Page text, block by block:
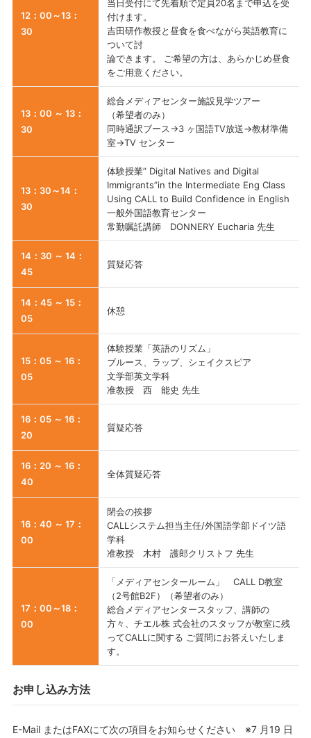
12：00～13：
30
当日受付にて先着順で定員20名まで申込を受
付けます。
吉田研作教授と昼食を食べながら英語教育に
ついて討
論できます。 ご希望の方は、あらかじめ昼食
をご用意ください。
13：00 ～ 13：
30
総合メディアセンター施設見学ツアー
（希望者のみ）
同時通訳ブース→3 ヶ国語TV放送→教材準備
室→TV センター
13：30～14：
30
体験授業” Digital Natives and Digital
Immigrants”in the Intermediate Eng Class
Using CALL to Build Confidence in English
一般外国語教育センター
常勤嘱託講師 DONNERY Eucharia 先生
14：30 ～ 14：
45
質疑応答
14：45 ～ 15：
05
休憩
15：05 ～ 16：
05
体験授業「英語のリズム」
ブルース、ラップ、シェイクスピア
文学部英文学科
准教授 西 能史 先生
16：05 ～ 16：
20
質疑応答
16：20 ～ 16：
40
全体質疑応答
16：40 ～ 17：
00
閉会の挨拶
CALLシステム担当主任/外国語学部ドイツ語
学科
准教授 木村 護郎クリストフ 先生
17：00～18：
00
「メディアセンタールーム」 CALL D教室
（2号館B2F）（希望者のみ）
総合メディアセンタースタッフ、講師の
方々、チエル株 式会社のスタッフが教室に残
ってCALLに関する ご質問にお答えいたしま
す。
お申し込み方法
E-Mail またはFAXにて次の項目をお知らせください ※7 月19 日